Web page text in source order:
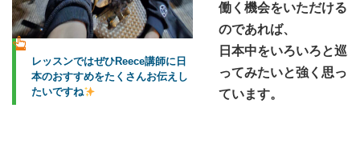
レッスンではぜひReece講師に日
本のおすすめをたくさんお伝えし
たいですね
働く機会をいただける
のであれば、
日本中をいろいろと巡
ってみたいと強く思っ
ています。